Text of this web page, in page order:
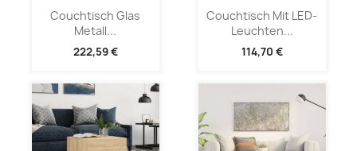
Couchtisch Glas
Metall...
222,59 €
Couchtisch Mit LED-
Leuchten...
114,70 €